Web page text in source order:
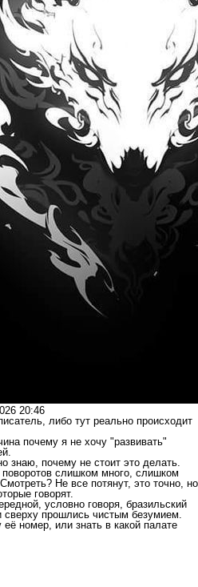
20:46
либо тут реально происходит
почему я не хочу "развивать"
знаю, почему не стоит это делать.
слишком много, слишком
Не все потянут, это точно, но
говорят.
условно говоря, бразильский
сверху прошлись чистым безумием.
номер, или знать в какой палате